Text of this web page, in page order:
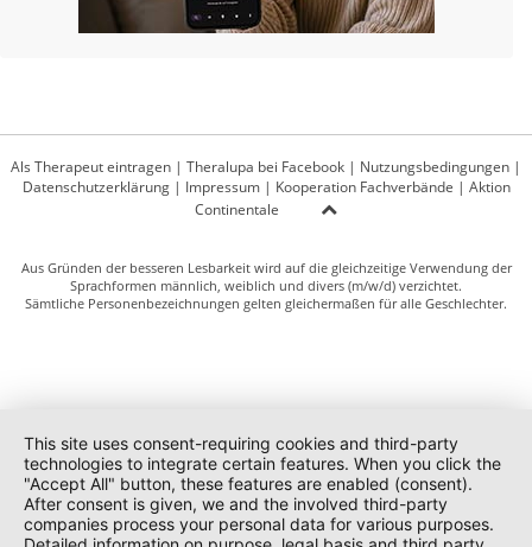
Als Therapeut eintragen | Theralupa bei Facebook | Nutzungsbedingungen |
Datenschutzerklärung| Impressum| Kooperation Fachverbände | Aktion
Continentale
Aus Gründen der besseren Lesbarkeit wird auf die gleichzeitige Verwendung der
Sprachformen männlich, weiblich und divers (m/w/d) verzichtet.
Sämtliche Personenbezeichnungen gelten gleichermaßen für alle Geschlechter.
This site uses consent-requiring cookies and third-party
technologies to integrate certain features. When you click the
"Accept All" button, these features are enabled (consent).
After consent is given, we and the involved third-party
companies process your personal data for various purposes.